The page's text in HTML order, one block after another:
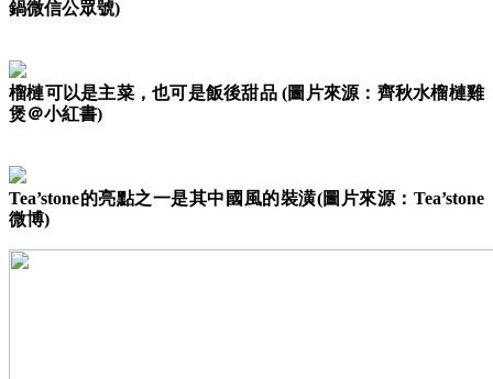
鍋微信公眾號)
榴槤可以是主菜，也可是飯後甜品 (圖片來源：齊秋水榴槤雞
煲＠小紅書)
Tea’stone的亮點之一是其中國風的裝潢(圖片來源：Tea’stone
微博)